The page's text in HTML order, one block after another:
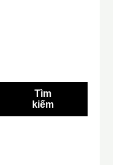
Tìm
kiếm